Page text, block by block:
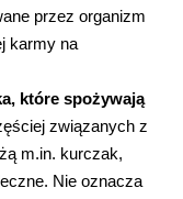
przez organizm
karmy na
które spożywają
związanych z
m.in. kurczak,
Nie oznacza